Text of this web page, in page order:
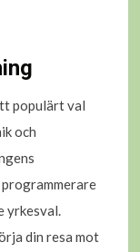
populärt val
och
yrkesval.
din resa mot